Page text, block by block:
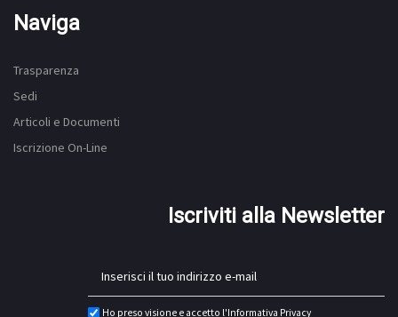
Naviga
Trasparenza
Sedi
Articoli e Documenti
Iscrizione On-Line
Iscriviti alla Newsletter
Ho preso visione e accetto l'Informativa Privacy